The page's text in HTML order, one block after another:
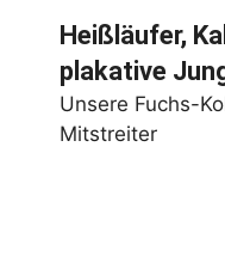
Heißläufer,
plakative
Unsere Fuchs-
Mitstreiter